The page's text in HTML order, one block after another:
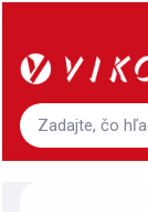
obsah